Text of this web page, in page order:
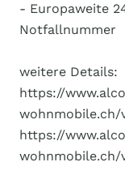
- Europaweite
Notfallnummer
weitere Details:
https://
https://